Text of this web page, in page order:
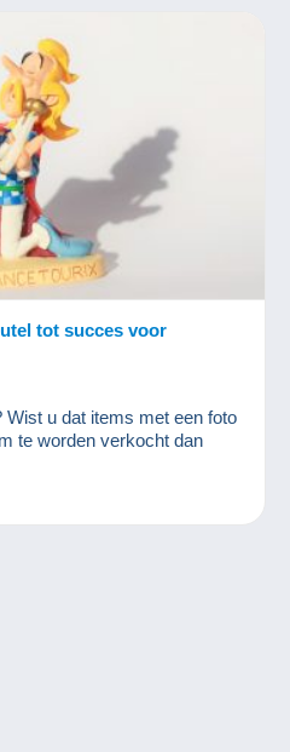
tot succes voor
u dat items met een foto
te worden verkocht dan